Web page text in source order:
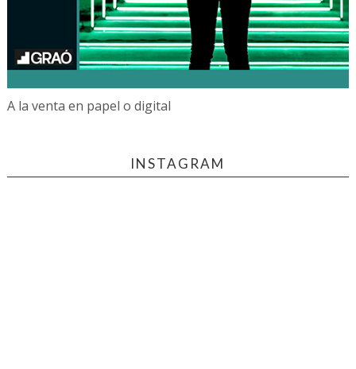
A la venta en papel o digital
INSTAGRAM